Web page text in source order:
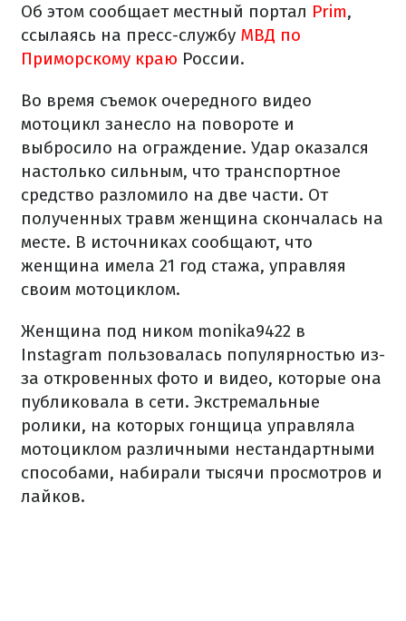
Об этом сообщает местный портал Prim,
ссылаясь на пресс-службу МВД по
Приморскому краю России.
Во время съемок очередного видео
мотоцикл занесло на повороте и
выбросило на ограждение. Удар оказался
настолько сильным, что транспортное
средство разломило на две части. От
полученных травм женщина скончалась на
месте. В источниках сообщают, что
женщина имела 21 год стажа, управляя
своим мотоциклом.
Женщина под ником monika9422 в
Instagram пользовалась популярностью из-
за откровенных фото и видео, которые она
публиковала в сети. Экстремальные
ролики, на которых гонщица управляла
мотоциклом различными нестандартными
способами, набирали тысячи просмотров и
лайков.